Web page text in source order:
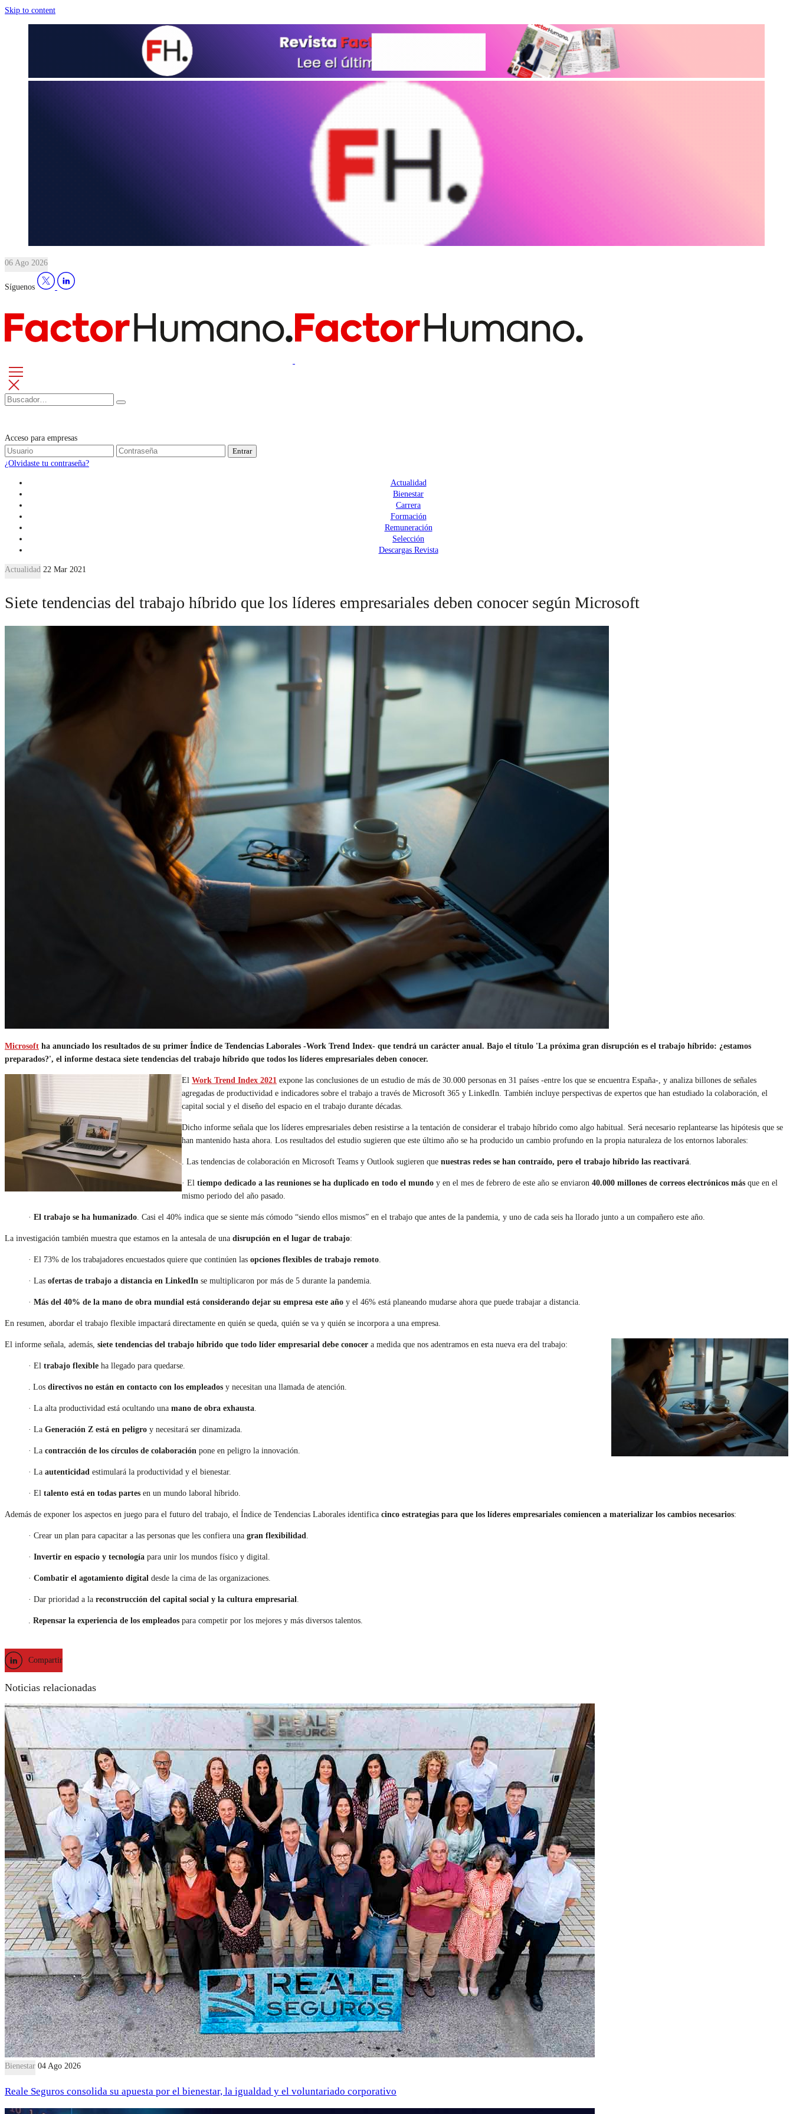
Skip to content
06 Ago 2026
Síguenos
Acceso para empresas
Entrar
¿Olvidaste tu contraseña?
Actualidad
Bienestar
Carrera
Formación
Remuneración
Selección
Descargas Revista
Actualidad 22 Mar 2021
Siete tendencias del trabajo híbrido que los líderes empresariales deben conocer según Microsoft
Microsoft ha anunciado los resultados de su primer Índice de Tendencias Laborales -Work Trend Index- que tendrá un carácter anual. Bajo el título 'La próxima gran disrupción es el trabajo híbrido: ¿estamos
preparados?', el informe destaca siete tendencias del trabajo híbrido que todos los líderes empresariales deben conocer.
El Work Trend Index 2021 expone las conclusiones de un estudio de más de 30.000 personas en 31 países -entre los que se encuentra España-, y analiza billones de señales
agregadas de productividad e indicadores sobre el trabajo a través de Microsoft 365 y LinkedIn. También incluye perspectivas de expertos que han estudiado la colaboración, el
capital social y el diseño del espacio en el trabajo durante décadas.
Dicho informe señala que los líderes empresariales deben resistirse a la tentación de considerar el trabajo híbrido como algo habitual. Será necesario replantearse las hipótesis que se
han mantenido hasta ahora. Los resultados del estudio sugieren que este último año se ha producido un cambio profundo en la propia naturaleza de los entornos laborales:
. Las tendencias de colaboración en Microsoft Teams y Outlook sugieren que nuestras redes se han contraído, pero el trabajo híbrido las reactivará
· El tiempo dedicado a las reuniones se ha duplicado en todo el mundo y en el mes de febrero de este año se enviaron 40.000 millones de correos electrónicos más que en el
mismo periodo del año pasado.
· El trabajo se ha humanizado . Casi el 40% indica que se siente más cómodo “siendo ellos mismos” en el trabajo que antes de la pandemia, y uno de cada seis ha llorado junto a un compañero este año.
La investigación también muestra que estamos en la antesala de una disrupción en el lugar de trabajo:
· El 73% de los trabajadores encuestados quiere que continúen las opciones flexibles de trabajo remoto
· Las ofertas de trabajo a distancia en LinkedIn se multiplicaron por más de 5 durante la pandemia.
· Más del 40% de la mano de obra mundial está considerando dejar su empresa este año y el 46% está planeando mudarse ahora que puede trabajar a distancia.
En resumen, abordar el trabajo flexible impactará directamente en quién se queda, quién se va y quién se incorpora a una empresa.
El informe señala, además, siete tendencias del trabajo híbrido que todo líder empresarial debe conocer a medida que nos adentramos en esta nueva era del trabajo:
· El trabajo flexible ha llegado para quedarse.
. Los directivos no están en contacto con los empleados y necesitan una llamada de atención.
· La alta productividad está ocultando una mano de obra exhausta
· La Generación Z está en peligro y necesitará ser dinamizada.
· La contracción de los círculos de colaboración pone en peligro la innovación.
· La autenticidad estimulará la productividad y el bienestar.
· El talento está en todas partes en un mundo laboral híbrido.
Además de exponer los aspectos en juego para el futuro del trabajo, el Índice de Tendencias Laborales identifica cinco estrategias para que los líderes empresariales comiencen a materializar los cambios necesarios:
· Crear un plan para capacitar a las personas que les confiera una gran flexibilidad
· Invertir en espacio y tecnología para unir los mundos físico y digital.
· Combatir el agotamiento digital desde la cima de las organizaciones.
· Dar prioridad a la reconstrucción del capital social y la cultura empresarial
Repensar la experiencia de los empleados para competir por los mejores y más diversos talentos.
Compartir
Noticias relacionadas
Bienestar 04 Ago 2026
Reale Seguros consolida su apuesta por el bienestar, la igualdad y el voluntariado corporativo